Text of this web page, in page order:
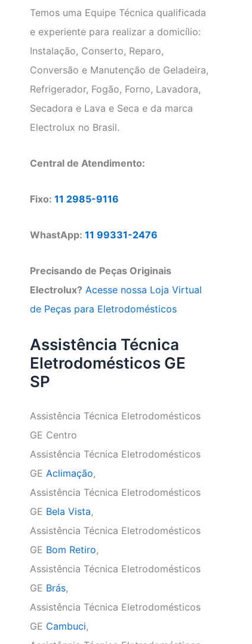
Temos uma Equipe Técnica qualificada
e experiente para realizar a domicílio:
Instalação, Conserto, Reparo,
Conversão e Manutenção de Geladeira,
Refrigerador, Fogão, Forno, Lavadora,
Secadora e Lava e Seca e da marca
Electrolux no Brasil.
Central de Atendimento:
Fixo: 11 2985-9116
WhastApp: 11 99331-2476
Precisando de Peças Originais
Electrolux? Acesse nossa Loja Virtual
de Peças para Eletrodomésticos
Assistência Técnica
Eletrodomésticos GE
SP
Assistência Técnica Eletrodomésticos
GE Centro
Assistência Técnica Eletrodomésticos
GE Aclimação,
Assistência Técnica Eletrodomésticos
GE Bela Vista,
Assistência Técnica Eletrodomésticos
GE Bom Retiro,
Assistência Técnica Eletrodomésticos
GE Brás,
Assistência Técnica Eletrodomésticos
GE Cambuci,